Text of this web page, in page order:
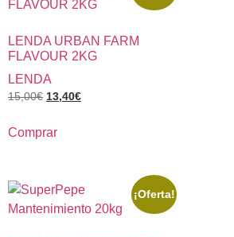
LENDA URBAN FARM
FLAVOUR 2KG
LENDA
15,00€ 13,40€
Comprar
¡Oferta!